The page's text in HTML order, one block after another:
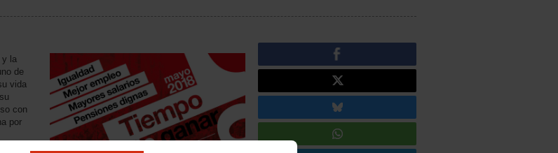
y la
de
vida
con
por
en